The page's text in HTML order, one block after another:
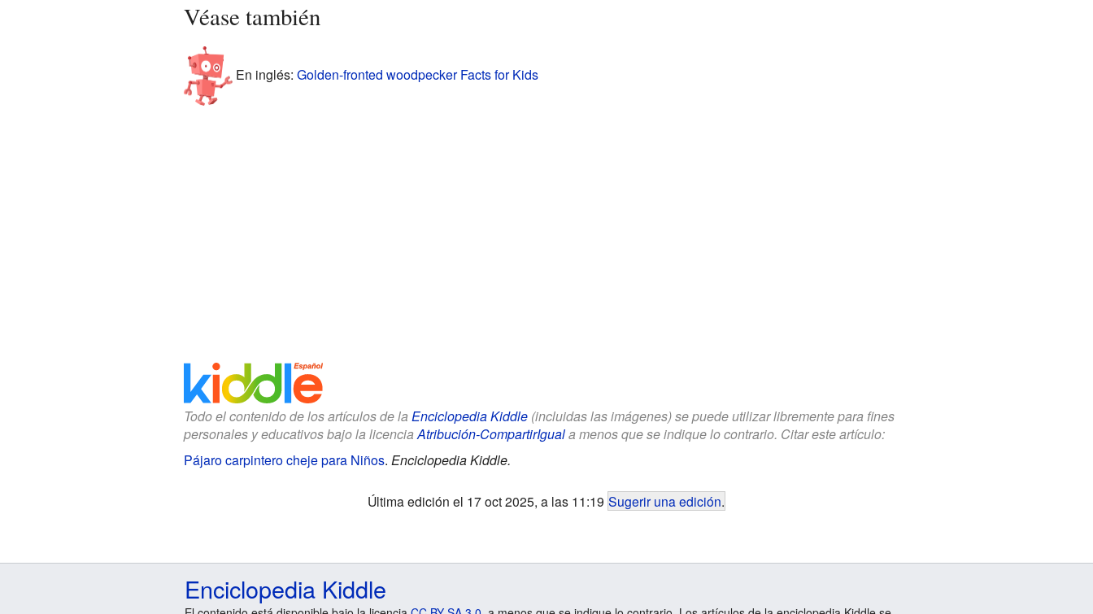
Véase también
En inglés: Golden-fronted woodpecker Facts for Kids
Todo el contenido de los artículos de la Enciclopedia Kiddle(incluidas las imágenes) se puede utilizar libremente para fines
personales y educativos bajo la licenciaAtribución-CompartirIguala menos que se indique lo contrario. Citar este artículo:
Pájaro carpintero cheje para Niños. Enciclopedia Kiddle.
Última edición el 17 oct 2025, a las 11:19 Sugerir una edición.
Enciclopedia Kiddle